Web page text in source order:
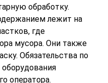
обработку.
лежит на
где
мусора. Они также
Обязательства по
оператора.